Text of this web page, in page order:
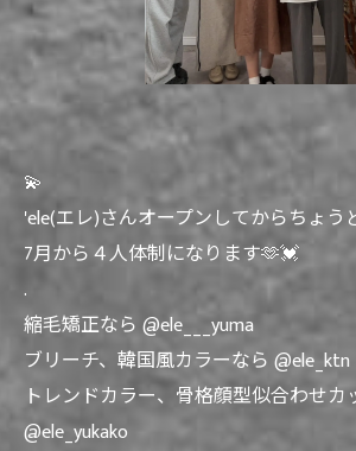
💫
'ele(エレ)さんオープンしてからちょう
7月から４人体制になります🫶💓
.
縮毛矯正なら @ele___yuma
ブリーチ、韓国風カラーなら @ele_ktn
トレンドカラー、骨格顔型似合わせカ
@ele_yukako